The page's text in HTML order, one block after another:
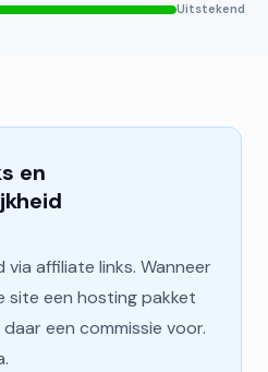
Uitstekend
en
affiliate links. Wanneer
site een hosting pakket
een commissie voor.